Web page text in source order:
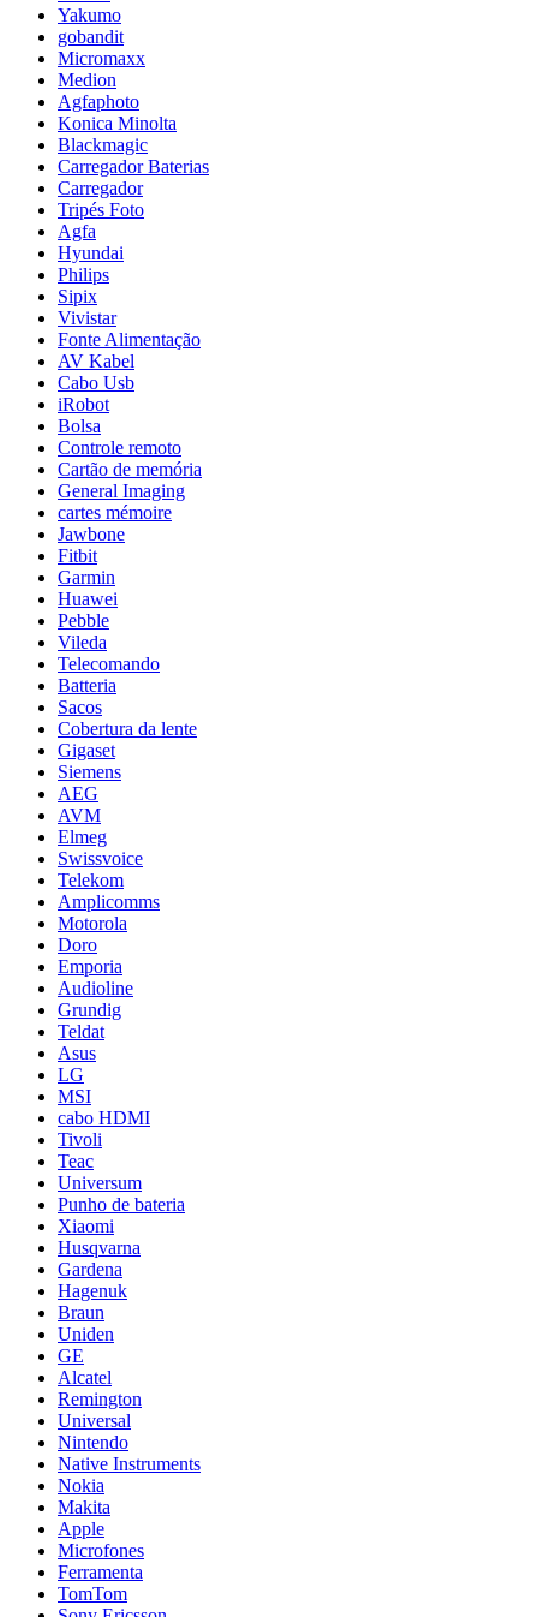
Yakumo
gobandit
Micromaxx
Medion
Agfaphoto
Konica Minolta
Blackmagic
Carregador Baterias
Carregador
Tripés Foto
Agfa
Hyundai
Philips
Sipix
Vivistar
Fonte Alimentação
AV Kabel
Cabo Usb
iRobot
Bolsa
Controle remoto
Cartão de memória
General Imaging
cartes mémoire
Jawbone
Fitbit
Garmin
Huawei
Pebble
Vileda
Telecomando
Batteria
Sacos
Cobertura da lente
Gigaset
Siemens
AEG
AVM
Elmeg
Swissvoice
Telekom
Amplicomms
Motorola
Doro
Emporia
Audioline
Grundig
Teldat
Asus
LG
MSI
cabo HDMI
Tivoli
Teac
Universum
Punho de bateria
Xiaomi
Husqvarna
Gardena
Hagenuk
Braun
Uniden
GE
Alcatel
Remington
Universal
Nintendo
Native Instruments
Nokia
Makita
Apple
Microfones
Ferramenta
TomTom